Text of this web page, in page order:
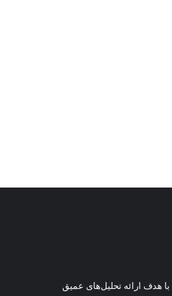
هدف ارائه تحلیل‌های عمیق